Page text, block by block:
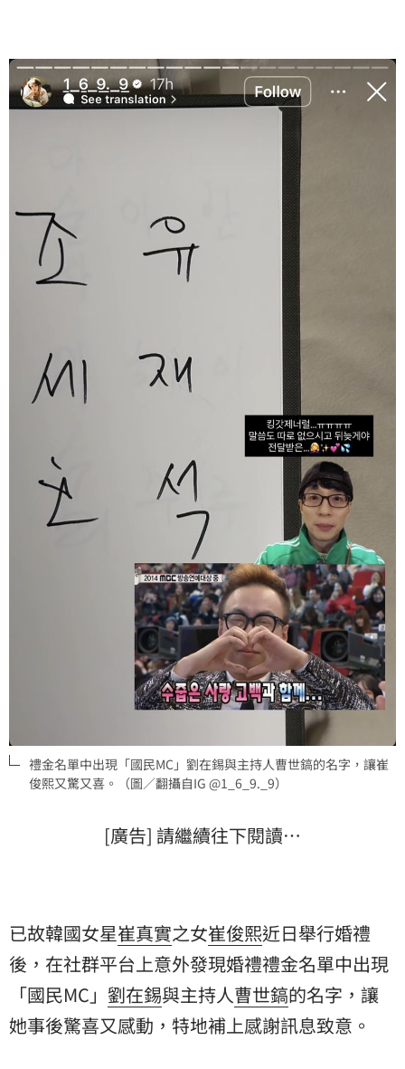
禮金名單中出現「國民MC」劉在錫與主持人曹世鎬的名字，讓崔
俊熙又驚又喜。（圖／翻攝自IG @1_6_9._9）
[廣告] 請繼續往下閱讀…
已故韓國女星崔真實之女崔俊熙近日舉行婚禮
後，在社群平台上意外發現婚禮禮金名單中出現
「國民MC」 劉在錫與主持人曹世鎬的名字，讓
她事後驚喜又感動，特地補上感謝訊息致意。